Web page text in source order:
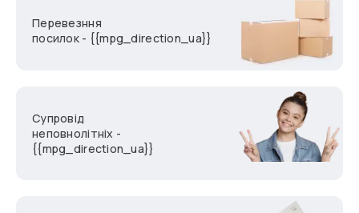
Перевезння
посилок - {{mpg_direction_ua}}
Супровід
неповнолітніх -
{{mpg_direction_ua}}